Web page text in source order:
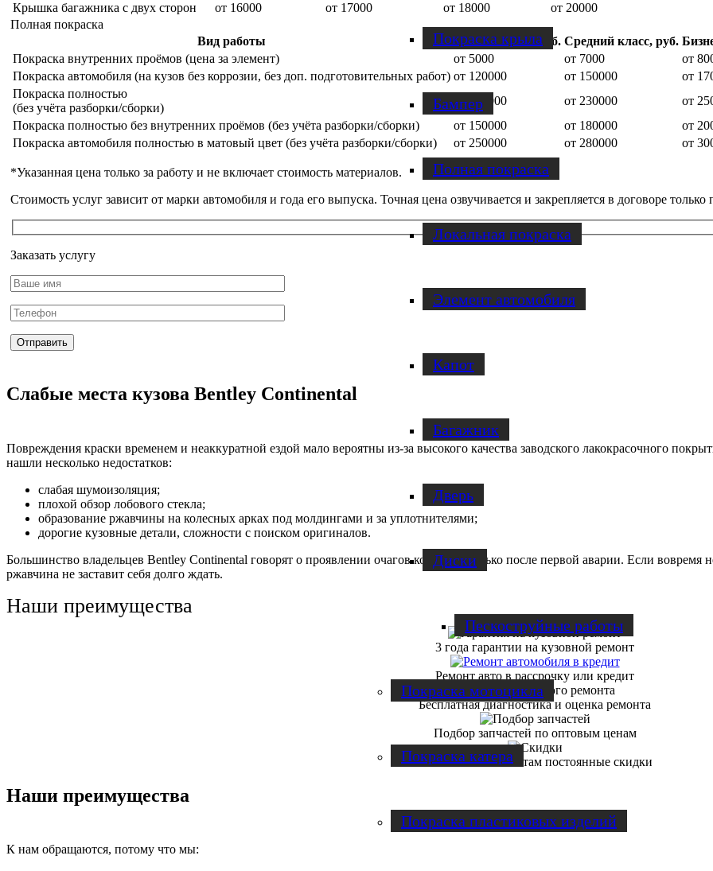
Покраска крыла
Бампер
Полная покраска
Локальная покраска
Элемент автомобиля
Капот
Багажник
Дверь
Диски
Пескоструйные работы
Покраска мотоцикла
Покраска катера
Покраска пластиковых изделий
Крышка багажника с двух сторон
от 16000 от 17000 от 18000
от 20000
Полная покраска
Вид работы
Малый класс, руб. Средний класс, руб.
Покраска внутренних проёмов (цена за элемент)
от 5000 от 7000
от
Покраска автомобиля (на кузов без коррозии, без доп. подготовительных работ) от 120000 от 150000
от
Покраска полностью
(без учёта разборки/сборки)
от 200000 от 230000
от
Покраска полностью без внутренних проёмов (без учёта разборки/сборки)
от 150000 от 180000
от
Покраска автомобиля полностью в матовый цвет (без учёта разборки/сборки)
от 250000 от 280000 от
*Указанная цена только за работу и не включает стоимость материалов.
Стоимость услуг зависит от марки автомобиля и года его выпуска. Точная цена озвучивается и закрепляется в договоре
Заказать услугу
Слабые места кузова Bentley Continental
Повреждения краски временем и неаккуратной ездой мало вероятны из-за высокого качества заводского лакокрасочного
нашли несколько недостатков:
слабая шумоизоляция;
плохой обзор лобового стекла;
образование ржавчины на колесных арках под молдингами и за уплотнителями;
дорогие кузовные детали, сложности с поиском оригиналов.
Большинство владельцев Bentley Continental говорят о проявлении очагов коррозии только после первой аварии. Если вовремя
ржавчина не заставит себя долго ждать.
Наши преимущества
3 года гарантии на кузовной ремонт
Ремонт авто в рассрочку или кредит
Бесплатная диагностика и оценка ремонта
Подбор запчастей по оптовым ценам
Постоянным клиентам постоянные скидки
Наши преимущества
К нам обращаются, потому что мы: